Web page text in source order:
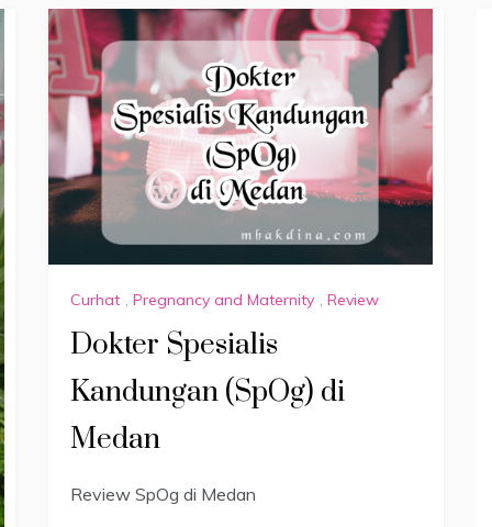
Curhat , Pregnancy and Maternity , Review
Dokter Spesialis
Kandungan (SpOg) di
Medan
Review SpOg di Medan